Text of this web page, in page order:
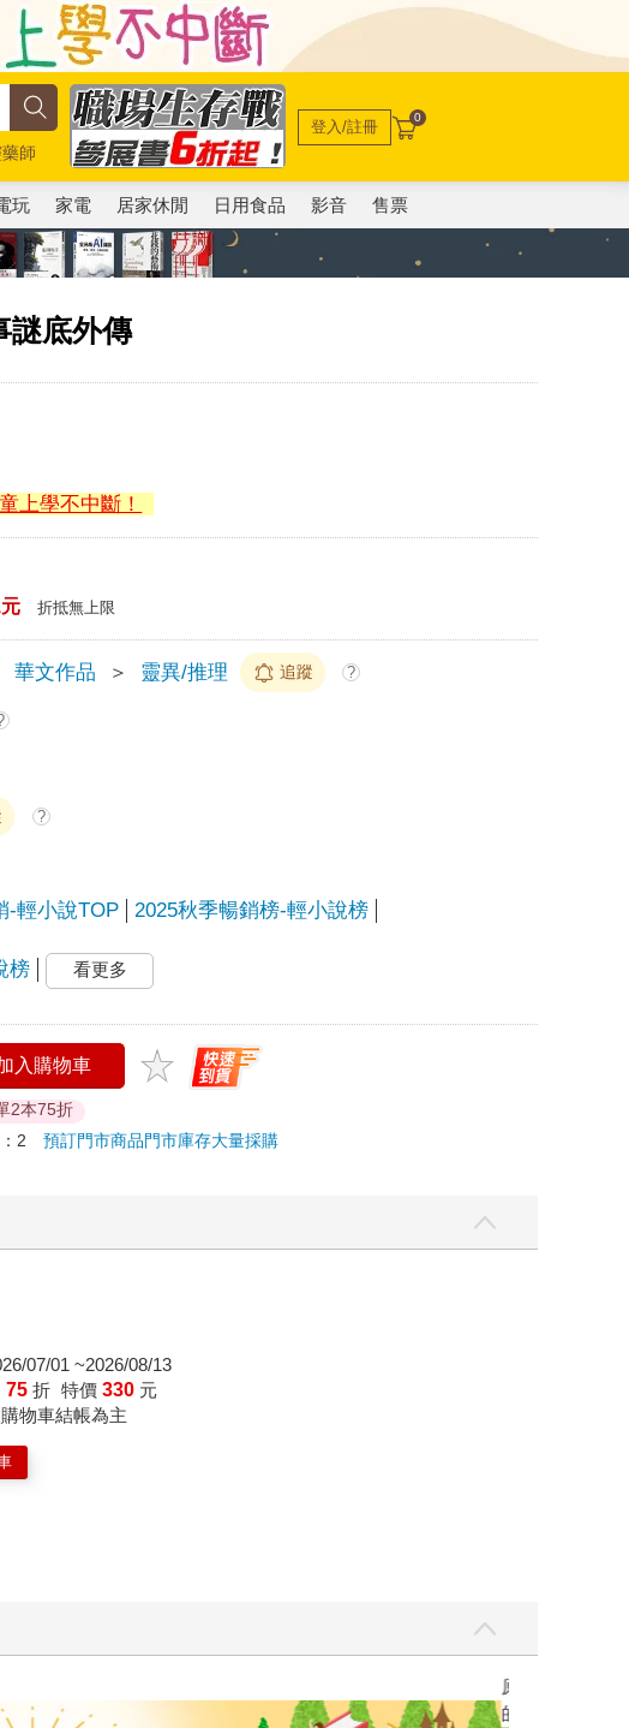
師
登入/註冊 0
玩 家電 居家休閒 日用食品 影音 售票
謎底外傳
上學不中斷！
折抵無上限
華文作品 ＞ 靈異/推理 追蹤 ?
?
-輕小說TOP 2025秋季暢銷榜-輕小說榜
榜 看更多
入購物車
2本75折
：2預訂門市商品門市庫存大量採購
07/01 ~2026/08/13
75 折 特價 330 元
物車結帳為主
原本只是跟全
的存在（１）